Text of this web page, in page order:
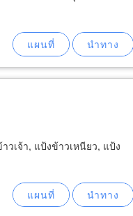
เจ้า, แป้งข้าวเหนียว, แป้ง